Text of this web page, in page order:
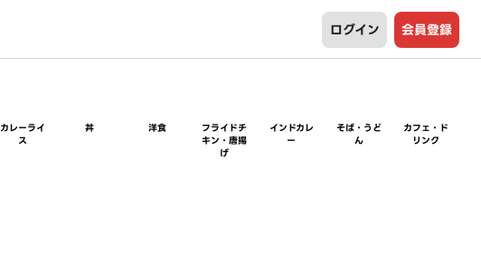
ログイン 会員登録
カレーライ
ス
丼 洋食
フライドチ
キン・唐揚
げ
インドカレ
ー
そば・うど
ん
カフェ・ド
リンク